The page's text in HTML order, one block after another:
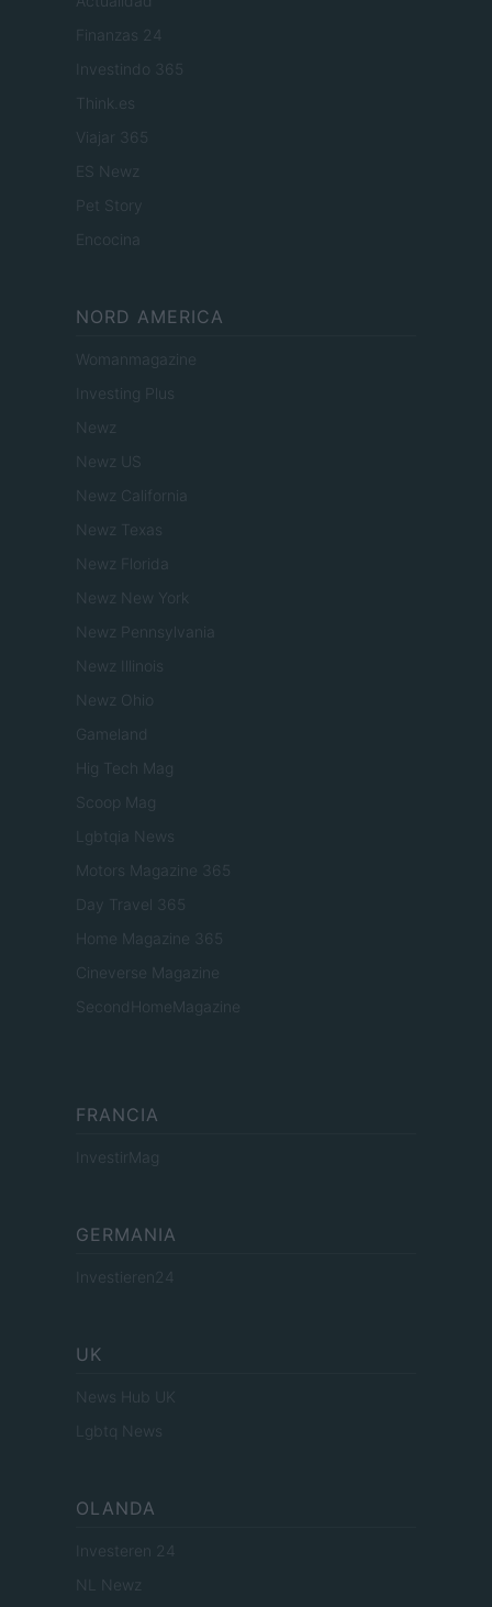
Finanzas 24
Investindo 365
Think.es
Viajar 365
ES Newz
Pet Story
Encocina
NORD AMERICA
Womanmagazine
Investing Plus
Newz
Newz US
Newz California
Newz Texas
Newz Florida
Newz New York
Newz Pennsylvania
Newz Illinois
Newz Ohio
Gameland
Hig Tech Mag
Scoop Mag
Lgbtqia News
Motors Magazine 365
Day Travel 365
Home Magazine 365
Cineverse Magazine
SecondHomeMagazine
FRANCIA
InvestirMag
GERMANIA
Investieren24
UK
News Hub UK
Lgbtq News
OLANDA
Investeren 24
NL Newz